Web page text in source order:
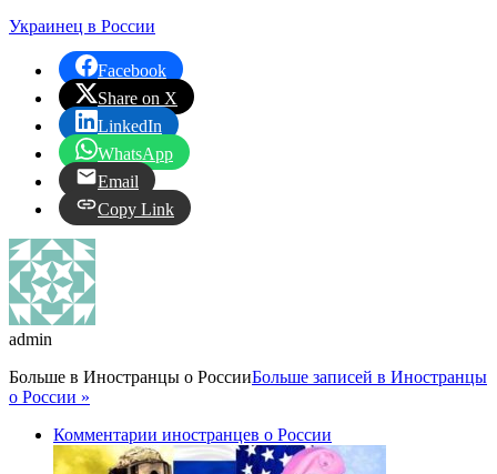
Украинец в России
Facebook
Share on X
LinkedIn
WhatsApp
Email
Copy Link
admin
Больше в Иностранцы о РоссииБольше записей в Иностранцы
о России »
Комментарии иностранцев о России